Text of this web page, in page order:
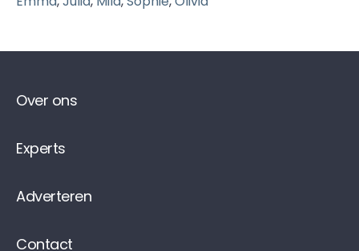
Over ons
Experts
Adverteren
Contact